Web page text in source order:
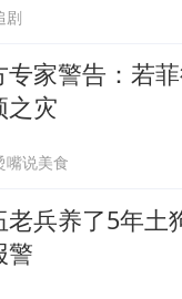
剧
专家警告：若
之灾
嘴说美食
老兵养了5年土
警